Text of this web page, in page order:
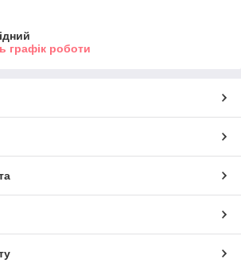
графік роботи